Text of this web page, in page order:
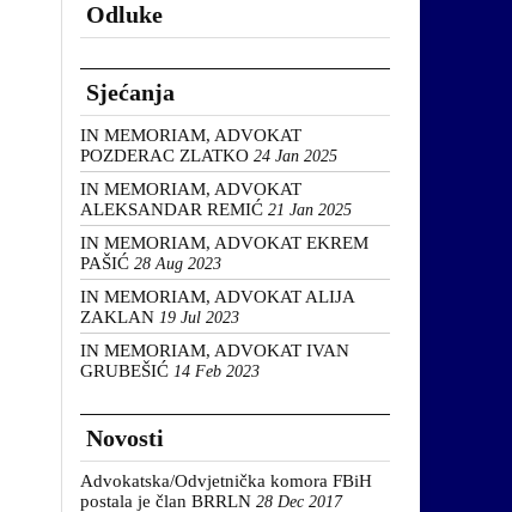
Odluke
Sjećanja
IN MEMORIAM, ADVOKAT
POZDERAC ZLATKO 24 Jan 2025
IN MEMORIAM, ADVOKAT
ALEKSANDAR REMIĆ 21 Jan 2025
IN MEMORIAM, ADVOKAT EKREM
PAŠIĆ 28 Aug 2023
IN MEMORIAM, ADVOKAT ALIJA
ZAKLAN 19 Jul 2023
IN MEMORIAM, ADVOKAT IVAN
GRUBEŠIĆ 14 Feb 2023
Novosti
Advokatska/Odvjetnička komora FBiH
postala je član BRRLN 28 Dec 2017